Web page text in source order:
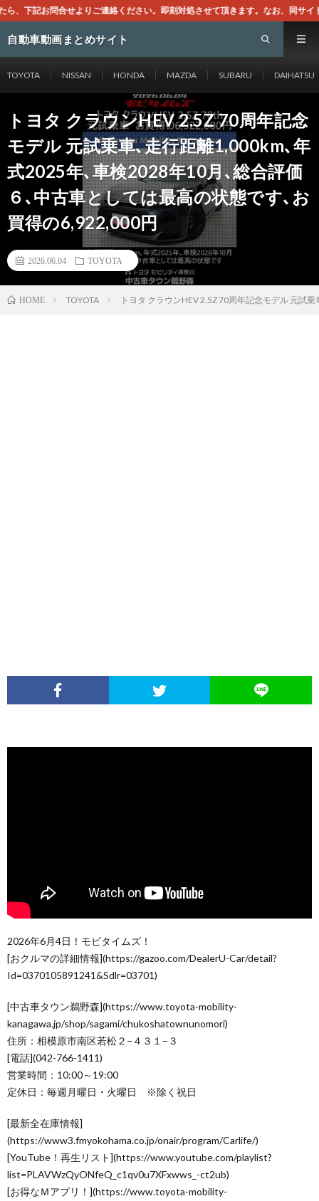
さい。即刻対処させて頂きます。なお、同サイトはGoogleアドセンスによる
自動車動画まとめサイト
TOYOTA NISSAN HONDA MAZDA SUBARU DAIHATSU
トヨタ クラウンHEV 2.5Z 70周年記念
モデル 元試乗車､走行距離1,000km､年
式2025年､車検2028年10月､総合評価
６､中古車としては最高の状態です､お
買得の6,922,000円
2026.06.04 TOYOTA
HOME TOYOTA トヨタ クラウンHEV 2.5Z 70周年記念モデル 元試
2026年6月4日！モビタイムズ！
[おクルマの詳細情報](https://gazoo.com/DealerU-Car/detail?
Id=0370105891241&Sdlr=03701)
[中古車タウン鵜野森](https://www.toyota-mobility-
kanagawa.jp/shop/sagami/chukoshatownunomori)
住所：相模原市南区若松２−４３１−３
[電話](042-766-1411)
営業時間：10:00～19:00
定休日：毎週月曜日・火曜日 ※除く祝日
[最新全在庫情報]
(https://www3.fmyokohama.co.jp/onair/program/Carlife/)
[YouTube！再生リスト](https://www.youtube.com/playlist?
list=PLAVWzQyONfeQ_c1qv0u7XFxwws_-ct2ub)
[お得なＭアプリ！](https://www.toyota-mobility-